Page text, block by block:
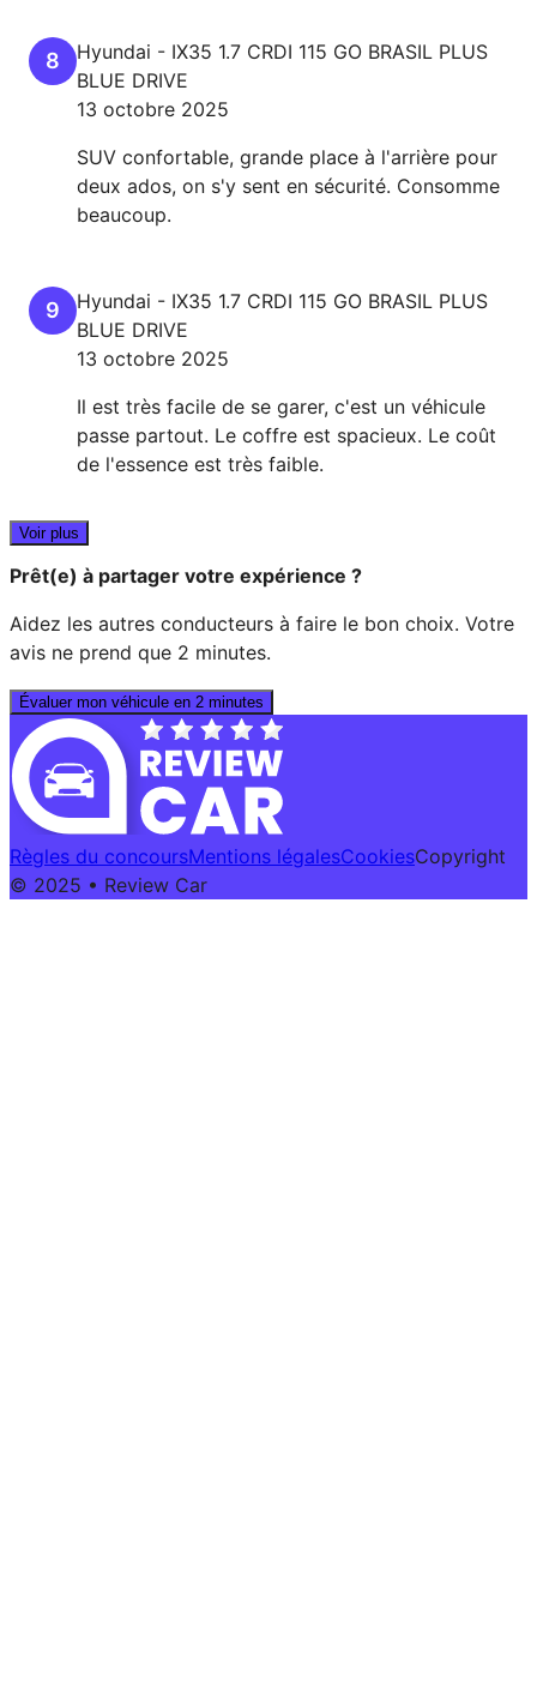
8 Hyundai - IX35 1.7 CRDI 115 GO BRASIL PLUS
BLUE DRIVE
13 octobre 2025
SUV confortable, grande place à l'arrière pour
deux ados, on s'y sent en sécurité. Consomme
beaucoup.
9 Hyundai - IX35 1.7 CRDI 115 GO BRASIL PLUS
BLUE DRIVE
13 octobre 2025
Il est très facile de se garer, c'est un véhicule
passe partout. Le coffre est spacieux. Le coût
de l'essence est très faible.
Voir plus
Prêt(e) à partager votre expérience ?
Aidez les autres conducteurs à faire le bon choix. Votre
avis ne prend que 2 minutes.
Évaluer mon véhicule en 2 minutes
Règles du concoursMentions légalesCookiesCopyright
© 2025 • Review Car